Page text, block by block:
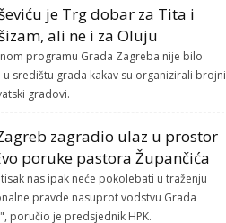
je Trg dobar za Tita i
ali ne i za Oluju
programu Grada Zagreba nije bilo
u središtu grada kakav su organizirali brojni
gradovi.
zagradio ulaz u prostor
poruke pastora Župančića
nas ipak neće pokolebati u traženju
pravde nasuprot vodstvu Grada
poručio je predsjednik HPK.